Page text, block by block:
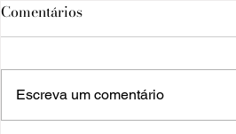
Comentários
Escreva um comentário